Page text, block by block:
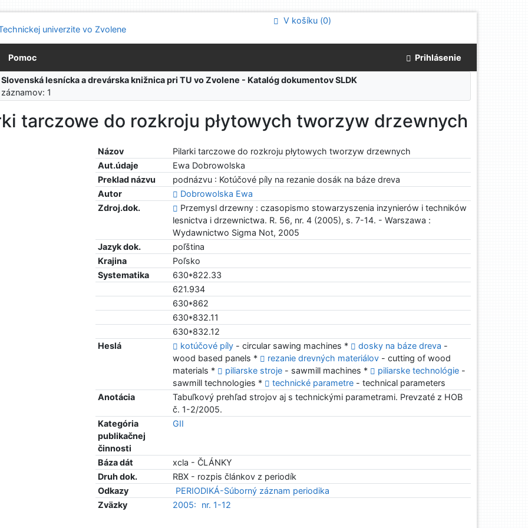
V košíku (0)
Pomoc Prihlásenie
Slovenská lesnícka a drevárska knižnica pri TU vo Zvolene - Katalóg dokumentov SLDK
1
tarczowe do rozkroju płytowych tworzyw drzewnych
Názov
Pilarki tarczowe do rozkroju płytowych tworzyw drzewnych
Aut.údaje
Ewa Dobrowolska
Preklad názvu
podnázvu : Kotúčové píly na rezanie dosák na báze dreva
Autor
Dobrowolska Ewa
Zdroj.dok.
Przemysl drzewny : czasopismo stowarzyszenia inzynierów i techników
lesnictva i drzewnictwa. R. 56, nr. 4 (2005), s. 7-14. - Warszawa :
Wydawnictwo Sigma Not, 2005
Jazyk dok.
poľština
Krajina
Poľsko
Systematika
630*822.33
621.934
630*862
630*832.11
630*832.12
Heslá
kotúčové píly - circular sawing machines * dosky na báze dreva -
wood based panels *
rezanie drevných materiálov - cutting of wood
materials *
piliarske stroje - sawmill machines * piliarske technológie -
sawmill technologies *
technické parametre - technical parameters
Anotácia
Tabuľkový prehľad strojov aj s technickými parametrami. Prevzaté z HOB
č. 1-2/2005.
Kategória
publikačnej
činnosti
GII
Báza dát
xcla - ČLÁNKY
Druh dok.
RBX - rozpis článkov z periodík
Odkazy
PERIODIKÁ-Súborný záznam periodika
Zväzky
2005: nr. 1-12